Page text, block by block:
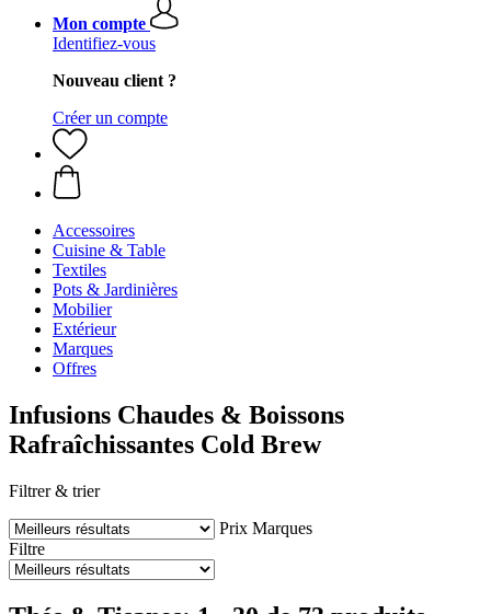
Mon compte
Identifiez-vous
Nouveau client ?
Créer un compte
Accessoires
Cuisine & Table
Textiles
Pots & Jardinières
Mobilier
Extérieur
Marques
Offres
Infusions Chaudes & Boissons
Rafraîchissantes Cold Brew
Filtrer & trier
Prix Marques
Filtre